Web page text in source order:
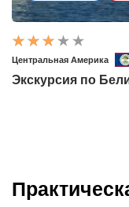
Центральная Америка
Экскурсия по